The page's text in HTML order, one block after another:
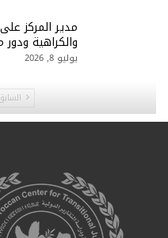
مدير المركز
والكراهية
يوليو 8, 2026